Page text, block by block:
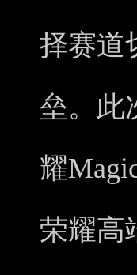
择赛道
垒。此
耀
荣耀高